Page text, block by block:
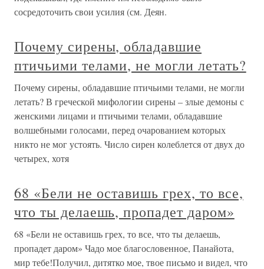
сосредоточить свои усилия (см. Деян.
Почему сирены, обладавшие
птичьими телами, не могли летать?
Почему сирены, обладавшие птичьими телами, не могли
летать? В греческой мифологии сирены – злые демоны с
женскими лицами и птичьими телами, обладавшие
волшебными голосами, перед очарованием которых
никто не мог устоять. Число сирен колеблется от двух до
четырех, хотя
68 «Бели не оставишь грех, то все,
что ты делаешь, пропадет даром»
68 «Бели не оставишь грех, то все, что ты делаешь,
пропадет даром» Чадо мое благословенное, Панайота,
мир тебе!Получил, дитятко мое, твое письмо и видел, что